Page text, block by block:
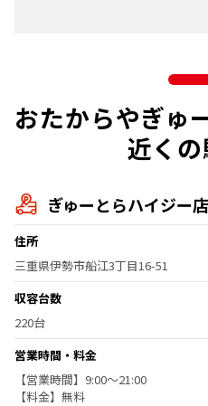
おたからやぎゅ
近く
ぎゅーとらハイジー
住所
三重県伊勢市船江3丁目16-51
収容台数
220台
営業時間・料金
【営業時間】9:00～21:00
【料金】無料